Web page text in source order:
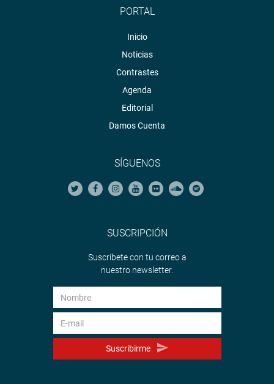
PORTAL
Inicio
Noticias
Contrastes
Agenda
Editorial
Damos Cuenta
SÍGUENOS
SUSCRIPCIÓN
Suscríbete con tu correo a
nuestro newsletter.
Suscribirme